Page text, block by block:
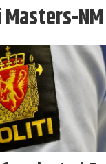
NM